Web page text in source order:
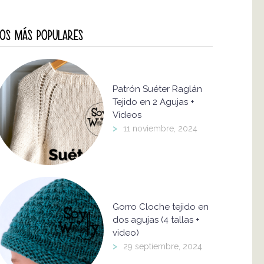
MÁS POPULARES
Patrón Suéter Raglán
Tejido en 2 Agujas +
Vídeos
> 11 noviembre, 2024
Gorro Cloche tejido en
dos agujas (4 tallas +
video)
> 29 septiembre, 2024